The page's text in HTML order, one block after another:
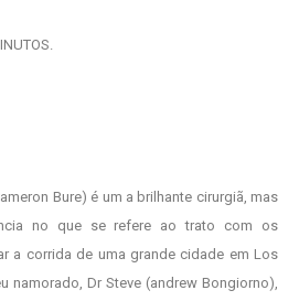
Bure) é um a brilhante cirurgiã, mas
no que se refere ao trato com os
a corrida de uma grande cidade em Los
namorado, Dr Steve (andrew Bongiorno),